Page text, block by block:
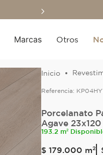
Marcas Otros
Referencia:
Porcelanato
Agave 23x120
193.2 m²
$ 179.000 m²